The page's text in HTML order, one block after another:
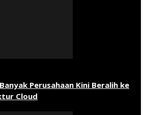
Perusahaan Kini Beralih ke
Cloud